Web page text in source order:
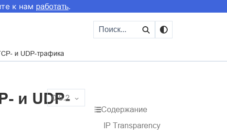
к нам работать.
и UDP-трафика
0.8.2
и UDP-
Содержание
IP Transparency